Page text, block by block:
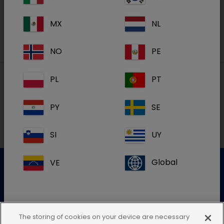
Lokale adressen in België
Gelieve onze klantenservice te contacteren voor meer
info
MX NL
NO PE
PL PT
PY SE
SI UY
VE Global
The storing of cookies on your device are necessary